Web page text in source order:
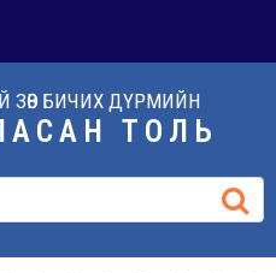
ЗӨВ БИЧИХ ДҮРМИЙН
ТОЛЬ